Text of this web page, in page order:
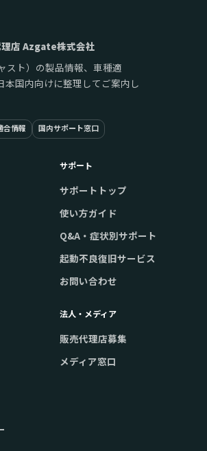
店 Azgate株式会社
ト）の製品情報、車種適
本国内向けに整理してご案内し
合情報 国内サポート窓口
サポート
サポートトップ
使い方ガイド
Q&A・症状別サポート
起動不良復旧サービス
お問い合わせ
法人・メディア
販売代理店募集
メディア窓口